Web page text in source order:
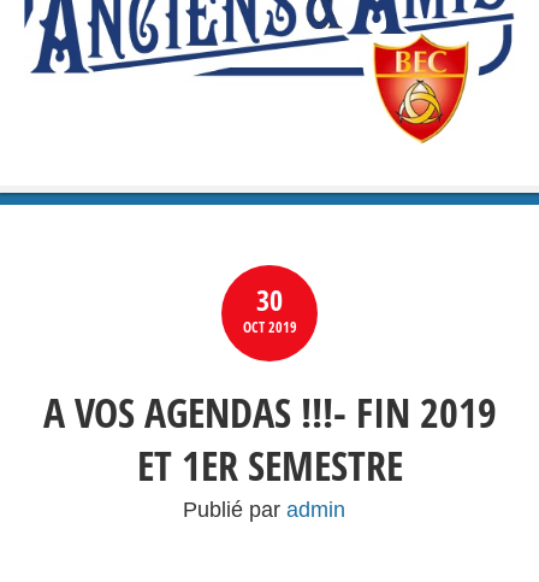
30
OCT2019
A VOS AGENDAS !!!- FIN 2019
ET 1ER SEMESTRE
Publié par admin